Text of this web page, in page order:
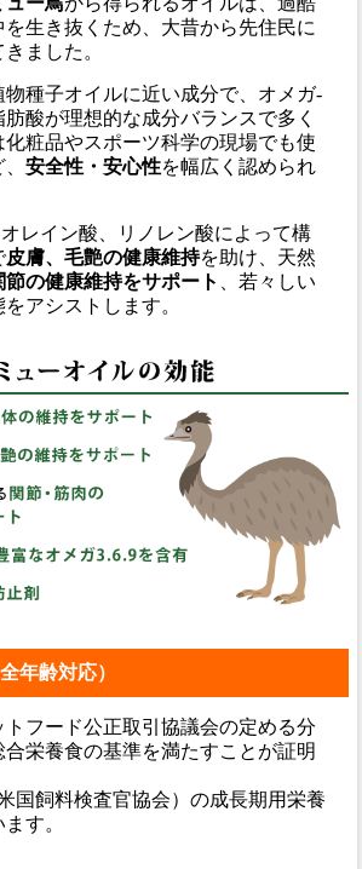
生き抜くため、大昔から先住民に
ました。
種子オイルに近い成分で、オメガ-
酸が理想的な成分バランスで多く
粧品やスポーツ科学の現場でも使
、安全性・安心性を幅広く認められ
レイン酸、リノレン酸によって構
皮膚、毛艶の健康維持を助け、天然
節の健康維持をサポート
、若々しい
アシストします。
年齢対応）
トフード公正取引協議会の定める分
栄養食の基準を満たすことが証明
国飼料検査官協会）の成長期用栄養
す。